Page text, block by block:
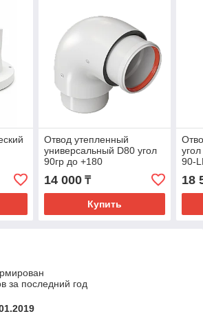
Отвод утепленный
универсальный D80 угол
90гр до +180
14 000₸
Купить
90-
18
за последний год